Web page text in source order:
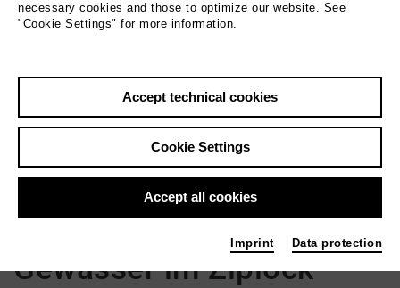
Birgit Hupfeld Photo Birgit Hupfeld
Schauspiel | ml_children_s_performance / Drama
Einführung 18:45 Uhr
Gewässer im Ziplock
necessary cookies and those to optimize our website. See
"Cookie Settings" for more information.
Accept technical cookies
Cookie Settings
Accept all cookies
Imprint Data protection